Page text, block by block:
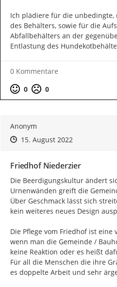
Ich plädiere für die unbedingte,
des Behälters, sowie für die
Abfallbehälters an der
Entlastung des
0 Kommentare
Positive Bewertung
0 Negative Bewertung
0
Anonym
Zeitpunkt des Erstellens
Zeitpunkt des Erstellens
15. August 2022Zur Äußerung
Friedhof Niederzier
Die Beerdigungskultur ändert
Urnenwänden greift die
Über Geschmack lässt sich
kein weiteres neues Design
Die Pflege vom Friedhof ist
wenn man die Gemeinde /
keine Reaktion oder es heißt
Für all die Menschen die ihre
es doppelte Arbeit und sehr